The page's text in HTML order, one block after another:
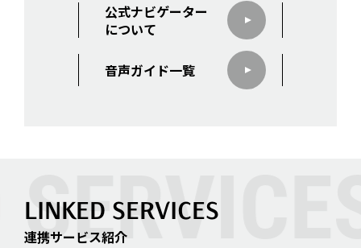
公式ナビゲーター
について
音声ガイド一覧
LINKED SERVICES
連携サービス紹介